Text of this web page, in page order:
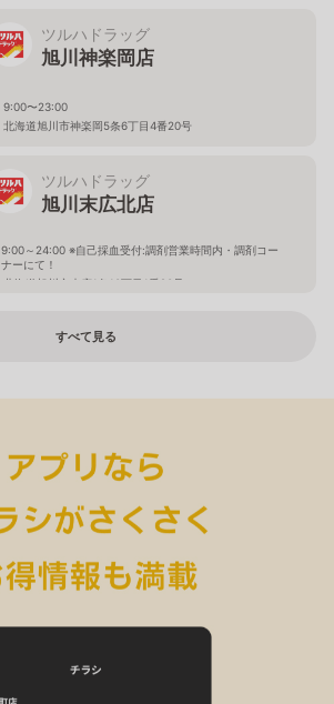
ツルハドラッグ
旭川神楽岡店
9:00〜23:00
北海道旭川市神楽岡5条6丁目4番20号
ツルハドラッグ
旭川末広北店
9:00～24:00 ※自己採血受付:調剤営業時間内・調剤コー
ナーにて！
北海道旭川市末広1条10丁目1番20号
すべて見る